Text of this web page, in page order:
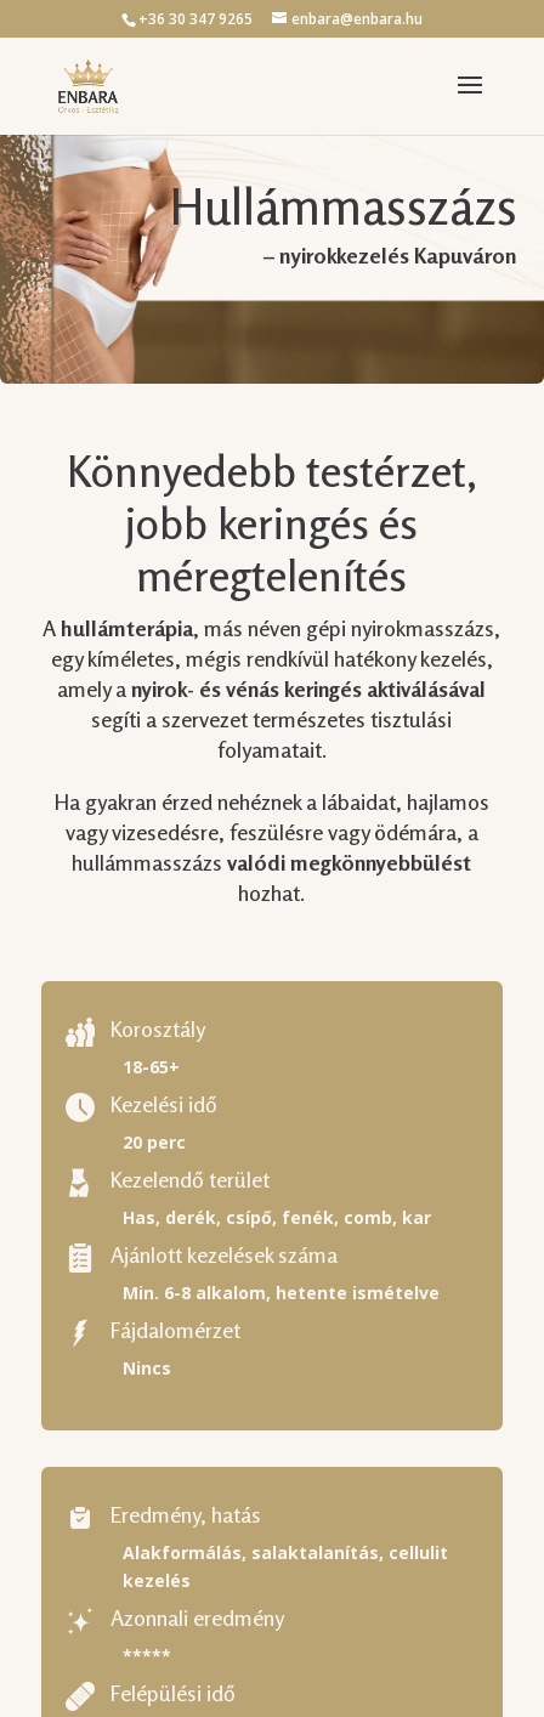
+36 30 347 9265 enbara@enbara.hu
Hullámmasszázs
– nyirokkezelés Kapuváron
Könnyedebb testérzet,
jobb keringés és
méregtelenítés
A hullámterápia, más néven gépi nyirokmasszázs,
egy kíméletes, mégis rendkívül hatékony kezelés,
amely anyirok- és vénás keringés aktiválásával
segíti a szervezet természetes tisztulási
folyamatait.
Ha gyakran érzed nehéznek a lábaidat, hajlamos
vagy vizesedésre, feszülésre vagy ödémára, a
hullámmasszázsvalódi megkönnyebbülést
hozhat.
Korosztály
18-65+
Kezelési idő
20 perc
Kezelendő terület
Has, derék, csípő, fenék, comb, kar
Ajánlott kezelések száma
Min. 6-8 alkalom, hetente ismételve
Fájdalomérzet
Nincs
Eredmény, hatás
Alakformálás, salaktalanítás, cellulit
kezelés
Azonnali eredmény
*****
Felépülési idő